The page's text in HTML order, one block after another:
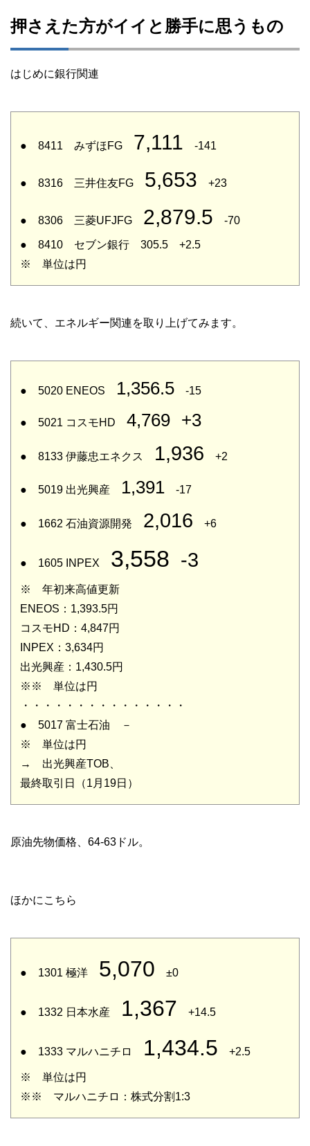
押さえた方がイイと勝手に思うもの
はじめに銀行関連
● 8411 みずほFG 7,111 -141
● 8316 三井住友FG 5,653 +23
● 8306 三菱UFJFG 2,879.5 -70
● 8410 セブン銀行 305.5 +2.5
※ 単位は円
続いて、エネルギー関連を取り上げてみます。
● 5020 ENEOS 1,356.5-15
● 5021 コスモHD 4,769 +3
● 8133 伊藤忠エネクス 1,936 +2
● 5019 出光興産 1,391-17
● 1662 石油資源開発 2,016 +6
● 1605 INPEX 3,558 -3
※ 年初来高値更新
ENEOS：1,393.5円
コスモHD：4,847円
INPEX：3,634円
出光興産：1,430.5円
※※ 単位は円
・・・・・・・・・・・・・・・
● 5017 富士石油 －
※ 単位は円
→ 出光興産TOB、
最終取引日（1月19日）
原油先物価格、64-63ドル。
ほかにこちら
● 1301 極洋 5,070 ±0
● 1332 日本水産 1,367 +14.5
● 1333 マルハニチロ 1,434.5 +2.5
※ 単位は円
※※ マルハニチロ：株式分割1:3